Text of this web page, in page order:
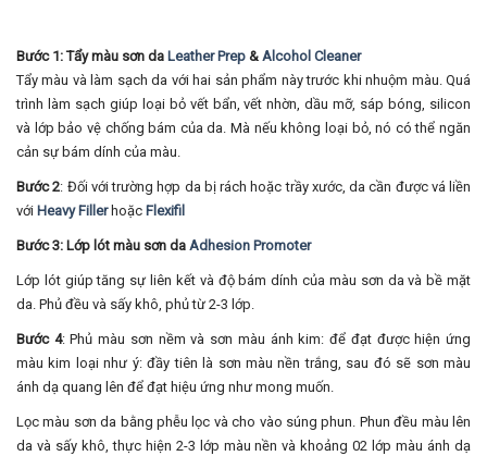
Bước 1: Tẩy màu sơn da Leather Prep & Alcohol Cleaner
Tẩy màu và làm sạch da với hai sản phẩm này trước khi nhuộm màu. Quá
trình làm sạch giúp loại bỏ vết bẩn, vết nhờn, dầu mỡ, sáp bóng, silicon
và lớp bảo vệ chống bám của da. Mà nếu không loại bỏ, nó có thể ngăn
cản sự bám dính của màu.
Bước 2: Đối với trường hợp da bị rách hoặc trầy xước, da cần được vá liền
với Heavy Filler hoặc Flexifil
Bước 3: Lớp lót màu sơn da Adhesion Promoter
Lớp lót giúp tăng sự liên kết và độ bám dính của màu sơn da và bề mặt
da. Phủ đều và sấy khô, phủ từ 2-3 lớp.
Bước 4: Phủ màu sơn nềm và sơn màu ánh kim: để đạt được hiện ứng
màu kim loại như ý: đầy tiên là sơn màu nền trắng, sau đó sẽ sơn màu
ánh dạ quang lên để đạt hiệu ứng như mong muốn.
Lọc màu sơn da bằng phễu lọc và cho vào súng phun. Phun đều màu lên
da và sấy khô, thực hiện 2-3 lớp màu nền và khoảng 02 lớp màu ánh dạ